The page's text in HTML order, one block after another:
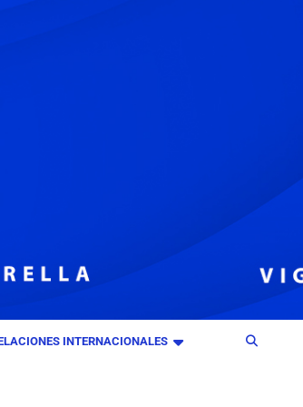
INTERNACIONALES